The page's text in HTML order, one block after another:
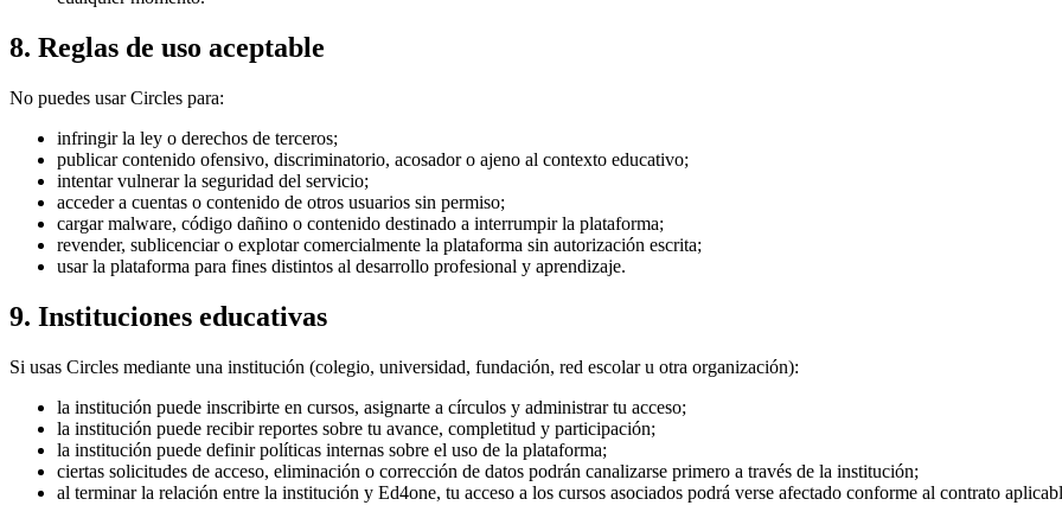
8. Reglas de uso aceptable
No puedes usar Circles para:
infringir la ley o derechos de terceros;
publicar contenido ofensivo, discriminatorio, acosador o ajeno al contexto educativo;
intentar vulnerar la seguridad del servicio;
acceder a cuentas o contenido de otros usuarios sin permiso;
cargar malware, código dañino o contenido destinado a interrumpir la plataforma;
revender, sublicenciar o explotar comercialmente la plataforma sin autorización escrita;
usar la plataforma para fines distintos al desarrollo profesional y aprendizaje.
9. Instituciones educativas
Si usas Circles mediante una institución (colegio, universidad, fundación, red escolar u otra organización):
la institución puede inscribirte en cursos, asignarte a círculos y administrar tu acceso;
la institución puede recibir reportes sobre tu avance, completitud y participación;
la institución puede definir políticas internas sobre el uso de la plataforma;
ciertas solicitudes de acceso, eliminación o corrección de datos podrán canalizarse primero a través de la institución;
al terminar la relación entre la institución y Ed4one, tu acceso a los cursos asociados podrá verse afectado conforme al contrato